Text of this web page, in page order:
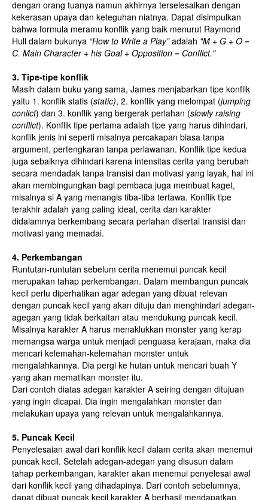
dengan orang tuanya namun akhirnya terselesaikan dengan
kekerasan upaya dan keteguhan niatnya. Dapat disimpulkan
bahwa formula meramu konflik yang baik menurut Raymond
Hull dalam bukunya “How to Write a Play”adalah "M + G + O =
C. Main Character + his Goal + Opposition = Conflict."
3. Tipe-tipe konflik
Masih dalam buku yang sama, James menjabarkan tipe konflik
yaitu 1. konflik statis (static), 2. konflik yang melompat (jumping
conlict) dan 3. konflik yang bergerak perlahan (slowly raising
conflict). Konflik tipe pertama adalah tipe yang harus dihindari,
konflik jenis ini seperti misalnya percakapan biasa tanpa
argument, pertengkaran tanpa perlawanan. Konflik tipe kedua
juga sebaiknya dihindari karena intensitas cerita yang berubah
secara mendadak tanpa transisi dan motivasi yang layak, hal ini
akan membingungkan bagi pembaca juga membuat kaget,
misalnya si A yang menangis tiba-tiba tertawa. Konflik tipe
terakhir adalah yang paling ideal, cerita dan karakter
didalamnya berkembang secara perlahan disertai transisi dan
motivasi yang memadai.
4. Perkembangan
Runtutan-runtutan sebelum cerita menemui puncak kecil
merupakan tahap perkembangan. Dalam membangun puncak
kecil perlu diperhatikan agar adegan yang dibuat relevan
dengan puncak kecil yang akan dituju dan menghindari adegan-
agegan yang tidak berkaitan atau mendukung puncak kecil.
Misalnya karakter A harus menaklukkan monster yang kerap
memangsa warga untuk menjadi penguasa kerajaan, maka dia
mencari kelemahan-kelemahan monster untuk
mengalahkannya. Dia pergi ke hutan untuk mencari buah Y
yang akan mematikan monster itu.
Dari contoh diatas adegan karakter A seiring dengan ditujuan
yang ingin dicapai. Dia ingin mengalahkan monster dan
melakukan upaya yang relevan untuk mengalahkannya.
5. Puncak Kecil
Penyelesaian awal dari konflik kecil dalam cerita akan menemui
puncak kecil. Setelah adegan-adegan yang disusun dalam
tahap perkembangan, karakter akan menemui penyelesai awal
dari konflik kecil yang dihadapinya. Dari contoh sebelumnya,
dapat dibuat puncak kecil karakter A berhasil mendapatkan